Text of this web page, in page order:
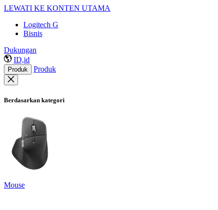
LEWATI KE KONTEN UTAMA
Logitech G
Bisnis
Dukungan
ID,id
Produk Produk
Berdasarkan kategori
Mouse